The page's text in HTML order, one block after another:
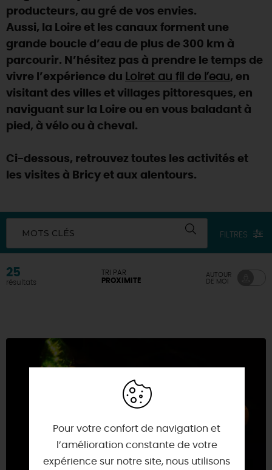
TOUT L'AGENDA
producteurs, au gré de vos envies.
Aussi, la Loire et les canaux forment une
grande boucle d’eau de plus de 300 km à
parcourir. N’hésitez pas à prendre le temps de
vivre l’expérience du Loiret au fil de l’eau, en
visitant des villes et villages pittoresques, en
naviguant sur la Loire ou en vous baladant à
pied, à vélo ou à cheval.
Ci-dessous, retrouvez toutes les activités et
les visites à Bricy et aux alentours.
MOTS CLÉS FILTRES
25
résultats
TRI PAR
PROXIMITÉ
AUTOUR
DE MOI
Pour votre confort de navigation et
l’amélioration constante de votre
expérience sur notre site, nous utilisons